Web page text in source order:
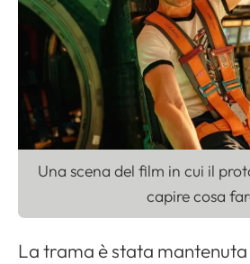
Una scena del film in cui il
capire cosa
La trama è stata